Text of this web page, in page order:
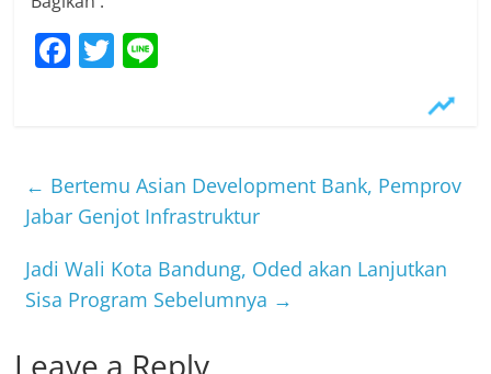
F
b
o
o
k
T
← Bertemu Asian Development Bank, Pemprov
Jabar Genjot Infrastruktur
Jadi Wali Kota Bandung, Oded akan Lanjutkan
Sisa Program Sebelumnya →
Leave a Reply